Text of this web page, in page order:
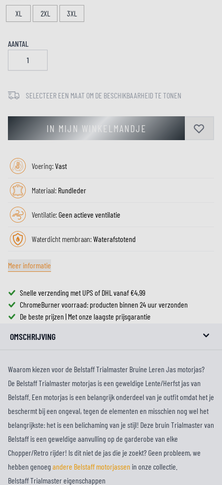
XL
2XL 3XL
AANTAL
SELECTEER EEN MAAT OM DE BESCHIKBAARHEID TE TONEN
IN MIJN WINKELMANDJE
Voering:Vast
Materiaal: Rundleder
Ventilatie:Geen actieve ventilatie
Waterdicht membraan:Waterafstotend
Meer informatie
Snelle verzending met UPS of DHL vanaf €4,99
ChromeBurner voorraad: producten binnen 24 uur verzonden
De beste prijzen | Met onze laagste prijsgarantie
OMSCHRIJVING
Waarom kiezen voor de Belstaff Trialmaster Bruine Leren Jas motorjas?
De Belstaff Trialmaster motorjas is een geweldige Lente/Herfst jas van
Belstaff. Een motorjas is een belangrijk onderdeel van je outfit omdat het je
beschermt bij een ongeval, tegen de elementen en misschien nog wel het
belangrijkste: het is een belichaming van je stijl! Deze bruin Trialmaster van
Belstaff is een geweldige aanvulling op de garderobe van elke
Chopper/Retro rijder! Is dit niet de jas die je zoekt? Geen probleem, we
hebben genoeg andere Belstaff motorjassen in onze collectie.
Belstaff Trialmaster eigenschappen